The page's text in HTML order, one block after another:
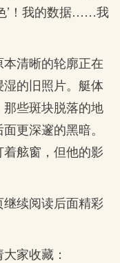
’！我的数据……我
清晰的轮廓正在
的旧照片。艇体
那些斑块脱落的地
更深邃的黑暗。
舷窗，但他的影
续阅读后面精彩
家收藏：